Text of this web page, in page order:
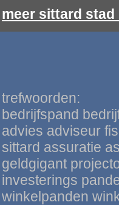
meer sittard
trefwoorden:
bedrijfspand
advies adviseur
sittard assuratie
geldgigant
investerings
winkelpanden